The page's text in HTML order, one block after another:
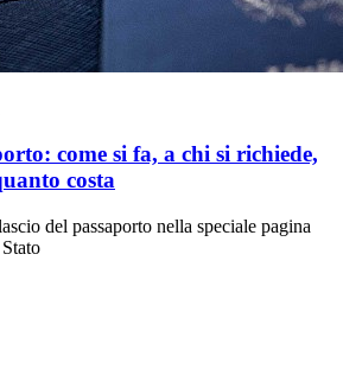
come si fa, a chi si richiede,
costa
del passaporto nella speciale pagina